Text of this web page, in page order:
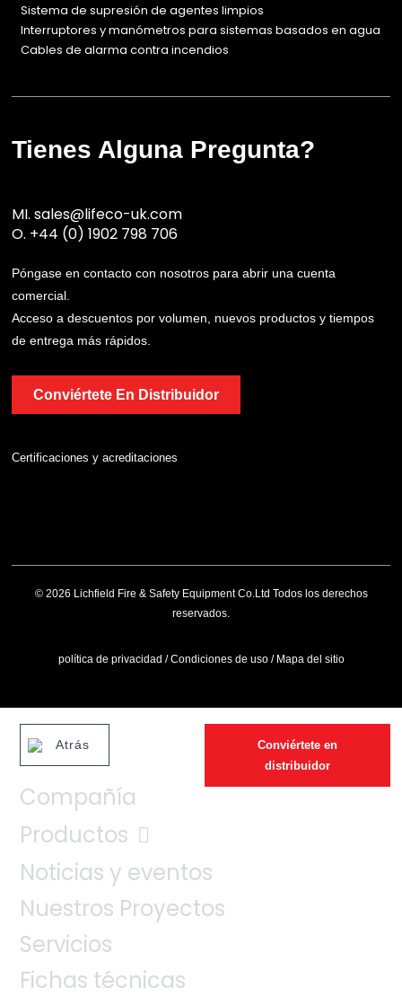
Sistema de supresión de agentes limpios
Interruptores y manómetros para sistemas basados en agua
Cables de alarma contra incendios
Tienes Alguna Pregunta?
MI.sales@lifeco-uk.com
O. +44 (0) 1902 798 706
Póngase en contacto con nosotros para abrir una cuenta
comercial.
Acceso a descuentos por volumen, nuevos productos y tiempos
de entrega más rápidos.
Conviértete En Distribuidor
Certificaciones y acreditaciones
© 2026 Lichfield Fire & Safety Equipment Co.Ltd Todos los derechos
reservados.
política de privacidad /Condiciones de uso/ Mapa del sitio
Atrás
Conviértete en
distribuidor
Compañía
Productos
Noticias y eventos
Nuestros Proyectos
Servicios
Fichas técnicas